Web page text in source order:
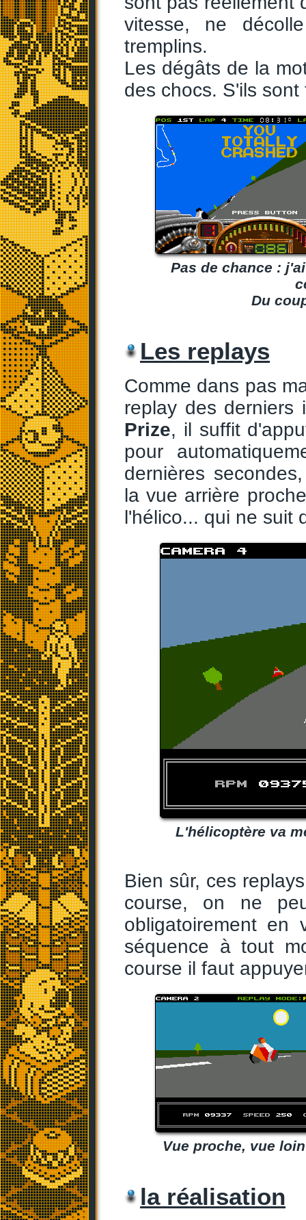
vitesse, ne
tremplins.
Les dégâts de la
des chocs. S'ils
Pas de chance :
Du
Les replays
Comme dans pas
replay des
Prize, il suffit
pour
dernières
la vue arrière
l'hélico... qui ne suit
L'hélicoptère va
Bien sûr, ces
course, on ne
obligatoirement
séquence à tout
course il faut
Vue proche, vue
la réalisation